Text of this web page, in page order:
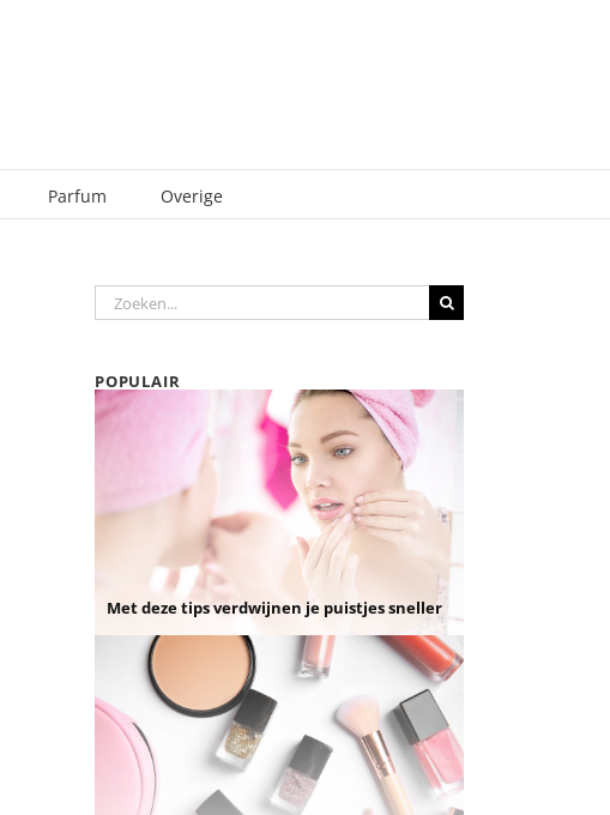
Parfum Overige
Zoeken
naar:
POPULAIR
Met deze tips verdwijnen je puistjes sneller